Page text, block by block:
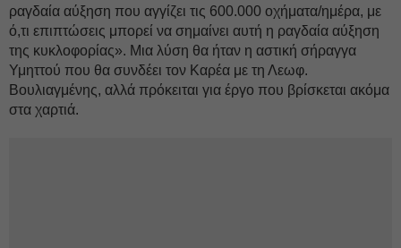
ραγδαία αύξηση που αγγίζει τις 600.000 οχήματα/ημέρα, με
ό,τι επιπτώσεις μπορεί να σημαίνει αυτή η ραγδαία αύξηση
της κυκλοφορίας». Μια λύση θα ήταν η αστική σήραγγα
Υμηττού που θα συνδέει τον Καρέα με τη Λεωφ.
Βουλιαγμένης, αλλά πρόκειται για έργο που βρίσκεται ακόμα
στα χαρτιά.